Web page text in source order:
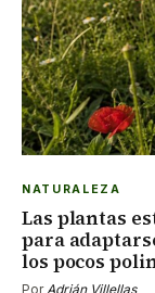
NATURALEZA
Las plantas
para
los pocos
Por Adrián Villellas